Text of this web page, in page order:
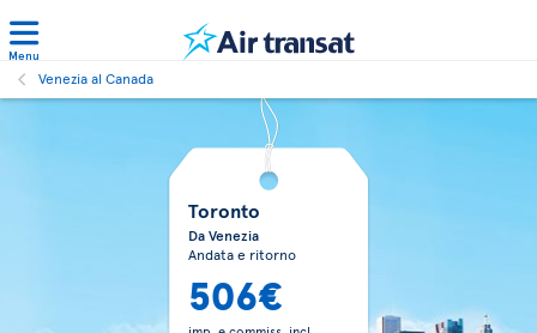
Menu
Venezia al Canada
Toronto
Da Venezia
Andata e ritorno
506€